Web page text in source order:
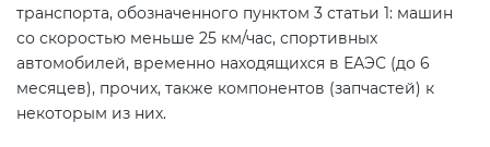
транспорта, обозначенного пунктом 3 статьи 1: машин
со скоростью меньше 25 км/час, спортивных
автомобилей, временно находящихся в ЕАЭС (до 6
месяцев), прочих, также компонентов (запчастей) к
некоторым из них.
БАДы